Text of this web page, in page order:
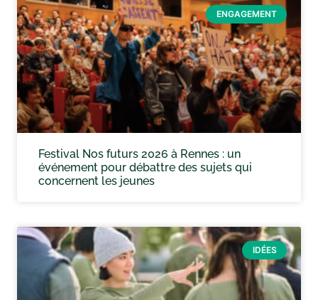
ENGAGEMENT
Festival Nos futurs 2026 à Rennes : un
événement pour débattre des sujets qui
concernent les jeunes
IDÉES